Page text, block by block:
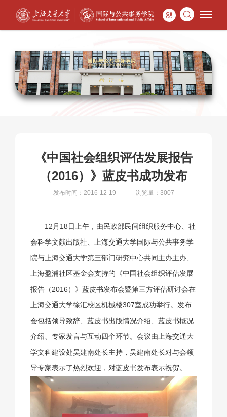
《中国社会组织评估发展报告
（2016）》蓝皮书成功发布
发布时间：2016-12-19 浏览量：3007
12月18日上午，由民政部民间组织服务中心、社
会科学文献出版社、上海交通大学国际与公共事务学
院与上海交通大学第三部门研究中心共同主办主办、
上海盈浦社区基金会支持的《中国社会组织评估发展
报告（2016）》蓝皮书发布会暨第三方评估研讨会在
上海交通大学徐汇校区机械楼307室成功举行。发布
会包括领导致辞、蓝皮书出版情况介绍、蓝皮书概况
介绍、专家发言与互动四个环节。会议由上海交通大
学文科建设处吴建南处长主持，吴建南处长对与会领
导专家表示了热烈欢迎，对蓝皮书发布表示祝贺。